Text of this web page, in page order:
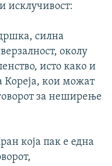
исклучивост:
силна
околу
исто како и
Кореја, кои можат
за неширење
која пак е една